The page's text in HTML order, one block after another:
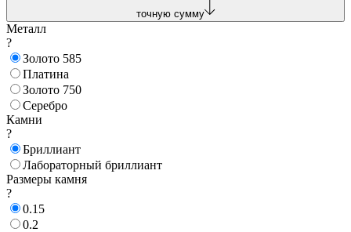
точную сумму
Металл
?
Золото 585
Платина
Золото 750
Серебро
Камни
?
Бриллиант
Лабораторный бриллиант
Размеры камня
?
0.15
0.2